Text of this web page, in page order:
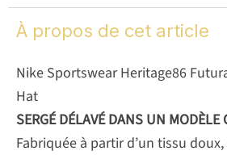
À propos de cet article
Nike Sportswear Heritage86
Hat
SERGÉ DÉLAVÉ DANS UN MODÈLE
Fabriquée à partir d’un tissu